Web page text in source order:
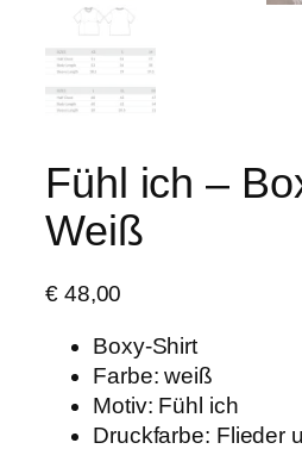
Fühl ich –
Weiß
€48,00
Boxy-Shirt
Farbe: weiß
Motiv: Fühl ich
Druckfarbe: Flieder